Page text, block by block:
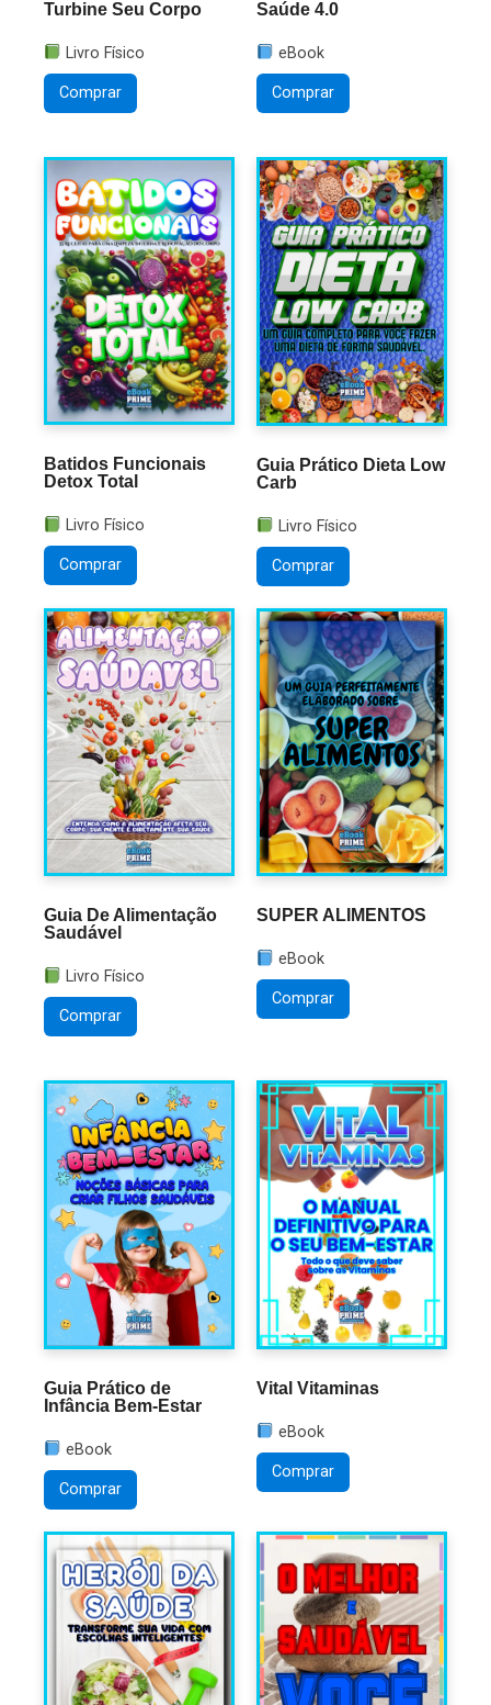
Turbine Seu Corpo
Livro Físico
Comprar
Saúde 4.0
eBook
Comprar
Batidos Funcionais
Detox Total
Livro Físico
Comprar
Guia Prático Dieta Low
Carb
Livro Físico
Comprar
Guia De Alimentação
Saudável
Livro Físico
Comprar
SUPER ALIMENTOS
eBook
Comprar
Guia Prático de
Infância Bem-Estar
eBook
Comprar
Vital Vitaminas
eBook
Comprar